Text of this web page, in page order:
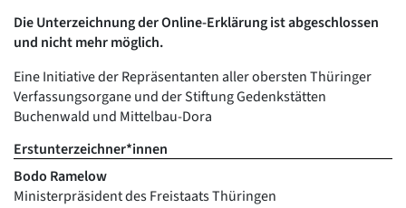
Die Unterzeichnung der Online-Erklärung ist abgeschlossen
und nicht mehr möglich.
Eine Initiative der Repräsentanten aller obersten Thüringer
Verfassungsorgane und der Stiftung Gedenkstätten
Buchenwald und Mittelbau-Dora
Erstunterzeichner*innen
Bodo Ramelow
Ministerpräsident des Freistaats Thüringen